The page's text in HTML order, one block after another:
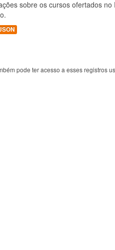
sobre os cursos ofertados
pode ter acesso a esses registros